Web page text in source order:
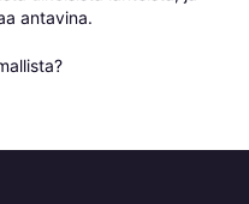
antavina.